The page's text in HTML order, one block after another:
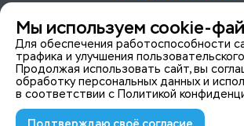
Светлановский пр-кт, д. 70,
Мы в Telegam
Мы используем cookie-
Для обеспечения работоспособности
трафика и улучшения
Продолжая использовать сайт, вы
обработку персональных данных и
в соответствии с Политикой